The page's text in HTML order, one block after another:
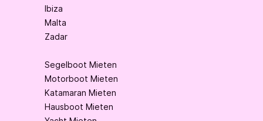
Ibiza
Malta
Zadar
Segelboot Mieten
Motorboot Mieten
Katamaran Mieten
Hausboot Mieten